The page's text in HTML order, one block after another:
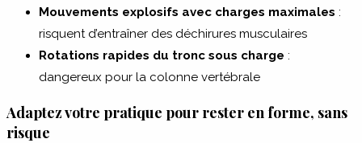
Mouvements explosifs avec charges maximales :
risquent d’entraîner des déchirures musculaires
Rotations rapides du tronc sous charge :
dangereux pour la colonne vertébrale
Adaptez votre pratique pour rester en forme, sans
risque